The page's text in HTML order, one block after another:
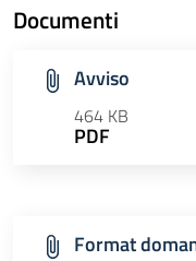
Documenti
Avviso
464 KB
PDF
Format